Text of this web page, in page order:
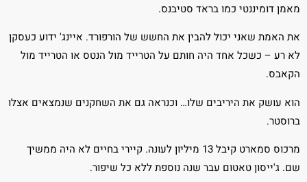
מאמן דומיננטי כמו בראד סטיבנס.
את האמת שאני יכול להבין את החשש של הורפורד. איינג' ידוע כעסקן
לא רע – כשכל אחד היה חותם על הטרייד מול הנטס או הטרייד מול
הקאבס.
הוא עושק את היריבים שלו… וכנראה גם את השחקנים שנמצאים אצלו
ברוסטר.
מרכוס סמארט קיבל 13 מיליון לעונה. קיירי בחיים לא היה ממשיך
שם. ג'ייסון טאטום עבר שנה נוספת ללא כל שיפור.